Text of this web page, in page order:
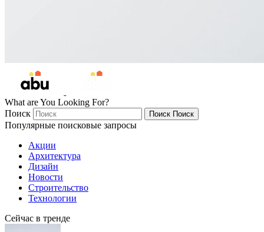
What are You Looking For?
Поиск
Поиск Поиск
Популярные поисковые запросы
Акции
Архитектура
Дизайн
Новости
Строительство
Технологии
Сейчас в тренде